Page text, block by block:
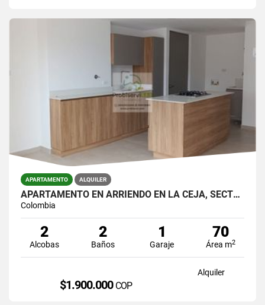
APARTAMENTO ALQUILER
APARTAMENTO EN ARRIENDO EN LA CEJA, SECTOR CUATRO ESQUINAS.
Colombia
2
Alcobas
2
Baños
1
Garaje
70
Área m2
Alquiler
$1.900.000 COP